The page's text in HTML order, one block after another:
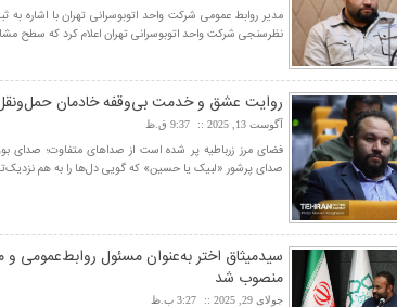
نظرسنجی شرکت واحد اتوبوسرانی تهران اعلام کرد که سطح
روایت عشق و خدمت بی‌وقفه خادمان حمل‌ونقل
آگوست 13, 2025 9:37 ق.ظ
فضای مرز زرباطیه پر شده است از صداهای متفاوت؛ صدای
صدای پرشور «لبیک یا حسین» که گویی دل‌ها را به هم
منصوب شد
جولای 29, 2025 3:27 ب.ظ